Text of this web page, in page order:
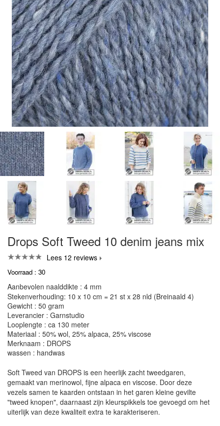
Drops Soft Tweed 10 denim jeans mix
Lees 12 reviews
Voorraad : 30
Aanbevolen naalddikte : 4 mm
Stekenverhouding: 10 x 10 cm = 21 st x 28 nld (Breinaald 4)
Gewicht : 50 gram
Leverancier : Garnstudio
Looplengte : ca 130 meter
Materiaal : 50% wol, 25% alpaca, 25% viscose
Merknaam : DROPS
wassen : handwas
Soft Tweed van DROPS is een heerlijk zacht tweedgaren,
gemaakt van merinowol, fijne alpaca en viscose. Door deze
vezels samen te kaarden ontstaan in het garen kleine gevilte
"tweed knopen", daarnaast zijn kleurspikkels toe gevoegd om het
uiterlijk van deze kwaliteit extra te karakteriseren.